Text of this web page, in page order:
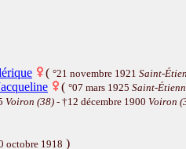
( °21 novembre 1921 Saint-
( °07 mars 1925 Saint-
Voiron (38) - †12 décembre 1900 Voiron
octobre 1918 )